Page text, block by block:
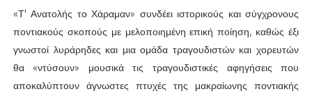
«Τ' Ανατολής το Χάραμαν» συνδέει ιστορικούς και σύγχρονους
ποντιακούς σκοπούς με μελοποιημένη επική ποίηση, καθώς έξι
γνωστοί λυράρηδες και μια ομάδα τραγουδιστών και χορευτών
θα «ντύσουν» μουσικά τις τραγουδιστικές αφηγήσεις που
αποκαλύπτουν άγνωστες πτυχές της μακραίωνης ποντιακής